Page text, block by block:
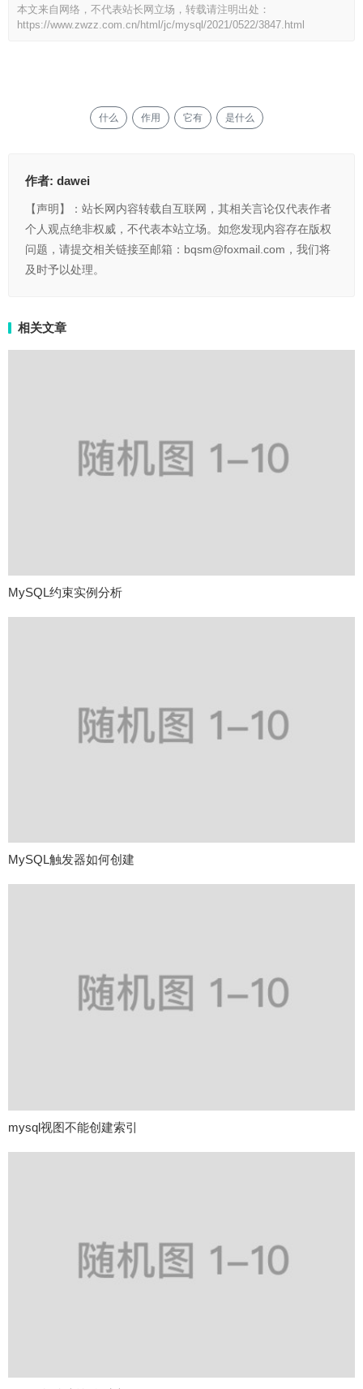
本文来自网络，不代表站长网立场，转载请注明出处：
https://www.zwzz.com.cn/html/jc/mysql/2021/0522/3847.html
什么 作用 它有 是什么
作者: dawei
【声明】：站长网内容转载自互联网，其相关言论仅代表作者
个人观点绝非权威，不代表本站立场。如您发现内容存在版权
问题，请提交相关链接至邮箱：bqsm@foxmail.com，我们将
及时予以处理。
相关文章
MySQL约束实例分析
MySQL触发器如何创建
mysql视图不能创建索引